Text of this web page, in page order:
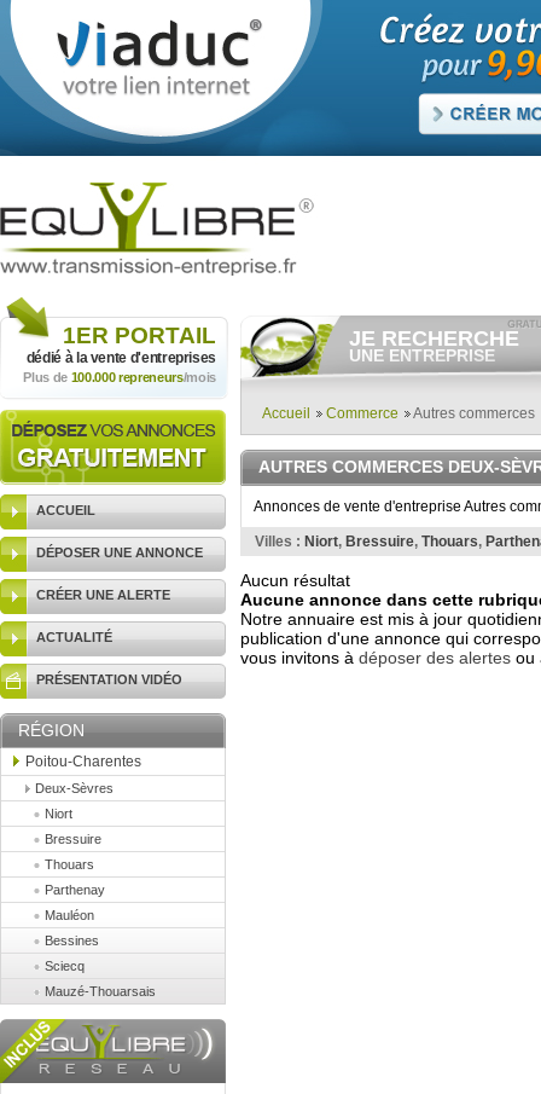
1ER PORTAIL
dédié à la vente d'entreprises
Plus de 100.000 repreneurs/mois
ACCUEIL
DÉPOSER UNE ANNONCE
CRÉER UNE ALERTE
ACTUALITÉ
PRÉSENTATION VIDÉO
RÉGION
Poitou-Charentes
Deux-Sèvres
Niort
Bressuire
Thouars
Parthenay
Mauléon
Bessines
Sciecq
Mauzé-Thouarsais
JE RECHERCHE
UNE ENTREPRISE
Consulter gratuitementles
vendre.
Et/ou déposergratuitement
votre recherche d'entreprise.
RECHERCHER UNE
ANNONCE
Accueil Commerce Autres commerces
AUTRES COMMERCES DEUX-
Annonces de vente d'entreprise Autres
Villes : Niort, Bressuire, Thouars,
Aucun résultat
Aucune annonce dans cette
Notre annuaire est mis à jour
publication d'une annonce qui
vous invitons à déposer des alertes ou